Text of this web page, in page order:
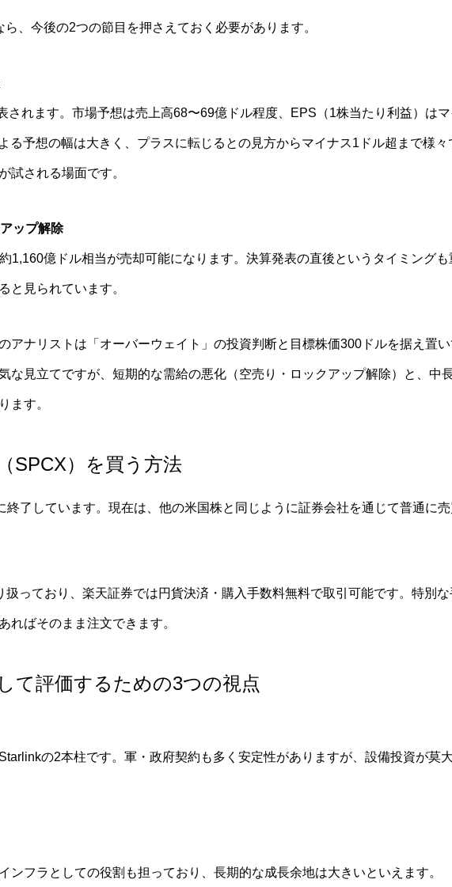
、今後の2つの節目を押さえておく必要があります。
されます。市場予想は売上高68〜69億ドル程度、EPS（1株当たり利益）はマ
る予想の幅は大きく、プラスに転じるとの見方からマイナス1ドル超まで様々
試される場面です。
ップ解除
1,160億ドル相当が売却可能になります。決算発表の直後というタイミングも
と見られています。
アナリストは「オーバーウェイト」の投資判断と目標株価300ドルを据え置い
な見立てですが、短期的な需給の悪化（空売り・ロックアップ解除）と、中
ます。
SPCX）を買う方法
終了しています。現在は、他の米国株と同じように証券会社を通じて普通に売
扱っており、楽天証券では円貨決済・購入手数料無料で取引可能です。特別
ればそのまま注文できます。
て評価するための3つの視点
の2本柱です。軍・政府契約も多く安定性がありますが、設備投資が莫
ンフラとしての役割も担っており、長期的な成長余地は大きいといえます。